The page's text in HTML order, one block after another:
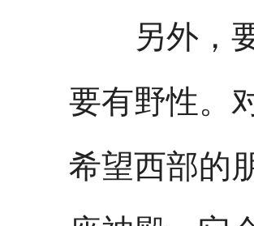
另外，要
要有野性。
希望西部的